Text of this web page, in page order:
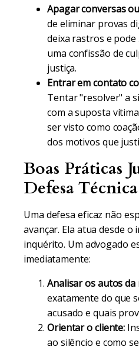
Apagar conversas
de eliminar provas
deixa rastros e
uma confissão de
justiça.
Entrar em contato
Tentar "resolver" a
com a suposta
ser visto como
dos motivos que
Boas Práticas
Defesa
Uma defesa eficaz não
avançar. Ela atua desde o
inquérito. Um advogado
imediatamente:
Analisar os autos da
exatamente do que
acusado e quais
Orientar o cliente:
ao silêncio e como